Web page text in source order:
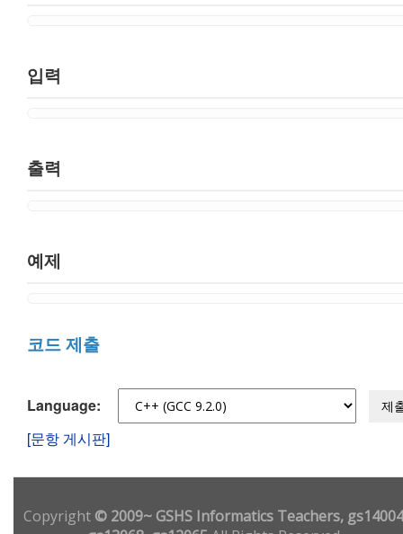
입력
출력
예제
코드 제출
Language: 제
[문항 게시판]
Copyright© 2009~ GSHS Informatics Teachers,